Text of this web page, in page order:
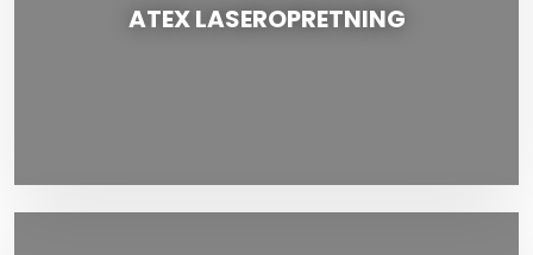
ATEX LASEROPRETNING